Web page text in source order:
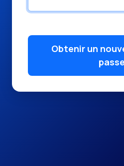
Obtenir un
passe